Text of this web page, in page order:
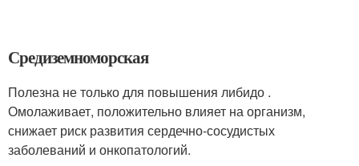
Средиземноморская
Полезна не только для повышения либидо .
Омолаживает, положительно влияет на организм,
снижает риск развития сердечно-сосудистых
заболеваний и онкопатологий.